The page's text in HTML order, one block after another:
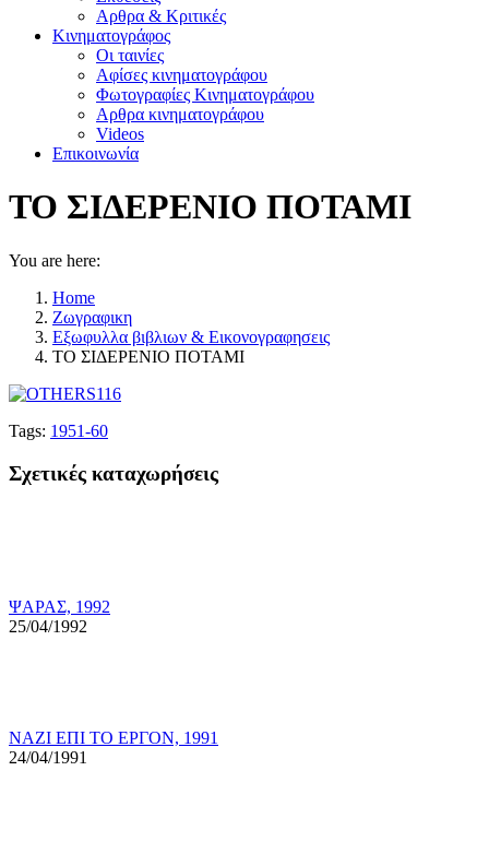
Αρθρα & Κριτικές
Κινηματογράφος
Οι ταινίες
Αφίσες κινηματογράφου
Φωτογραφίες Κινηματογράφου
Αρθρα κινηματογράφου
Videos
Επικοινωνία
ΤΟ ΣΙΔΕΡΕΝΙΟ ΠΟΤΑΜΙ
You are here:
Home
Ζωγραφικη
Εξωφυλλα βιβλιων & Εικονογραφησεις
ΤΟ ΣΙΔΕΡΕΝΙΟ ΠΟΤΑΜΙ
Tags: 1951-60
Σχετικές καταχωρήσεις
ΨΑΡΑΣ, 1992
25/04/1992
ΝΑΖΙ ΕΠΙ ΤΟ ΕΡΓΟΝ, 1991
24/04/1991